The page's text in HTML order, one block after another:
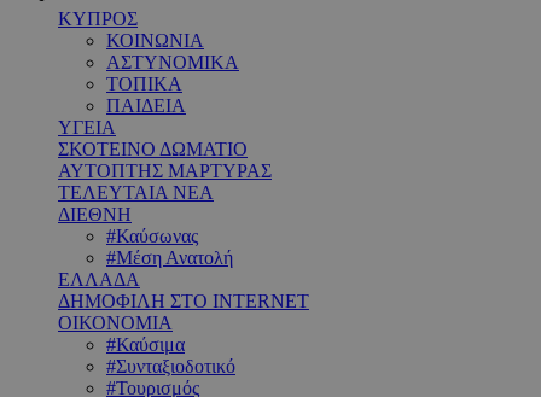
ΚΥΠΡΟΣ
ΚΟΙΝΩΝΙΑ
ΑΣΤΥΝΟΜΙΚΑ
ΤΟΠΙΚΑ
ΠΑΙΔΕΙΑ
ΥΓΕΙΑ
ΣΚΟΤΕΙΝΟ ΔΩΜΑΤΙΟ
ΑΥΤΟΠΤΗΣ ΜΑΡΤΥΡΑΣ
ΤΕΛΕΥΤΑΙΑ ΝΕΑ
ΔΙΕΘΝΗ
#Καύσωνας
#Μέση Ανατολή
ΕΛΛΑΔΑ
ΔΗΜΟΦΙΛΗ ΣΤΟ INTERNET
ΟΙΚΟΝΟΜΙΑ
#Καύσιμα
#Συνταξιοδοτικό
#Τουρισμός